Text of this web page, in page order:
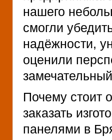
нашего
смогли
надёжности,
оценили
Почему стоит
заказать
панелями в